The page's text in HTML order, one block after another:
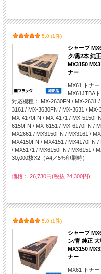
5.0 (1件)
シャープ
ク/黒2本 純
MX3150
ナー
MX61 トナ
MX61JTBA
対応機種： MX-2630FN / MX-2631
3161 / MX-3630FN / MX-3631 /
MX-4170FN / MX-4171 / MX-
6150FN / MX-6151 / MX-6170FN /
MX2661 / MX3150FN / MX3161 /
MX4150FN / MX4151 / MX4170FN
/ MX5171 / MX6150FN / MX6151 /
30,000枚X2（A4／5%印刷時）
価格： 26,730円(税抜 24,300円)
5.0 (1件)
シャープ
ン/青 純正
MX3150
ナー
MX61 トナ